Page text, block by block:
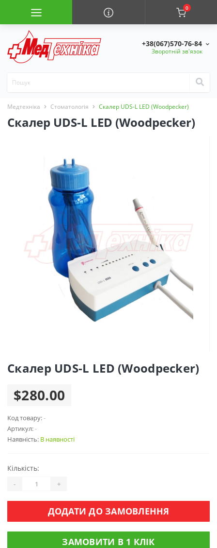
0
+38(067)570-76-84
Зворотній зв'язок
Медтехніка Стоматологія Скалер UDS-L LED (Woodpecker)
Скалер UDS-L LED (Woodpecker)
Скалер UDS-L LED (Woodpecker)
$280.00
Код товару:-
Артикул:-
Наявність: В наявності
Кількість:
- +
ДОДАТИ ДО ЗАМОВЛЕННЯ
ЗАМОВИТИ В 1 КЛІК